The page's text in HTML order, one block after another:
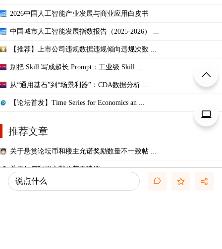
2026中国人工智能产业发展与商业应用白皮书
中国城市人工智能发展指数报告（2025-2026） ...
【推荐】上市公司违规数据违规倾向违规次数 ...
别把 Skill 写成超长 Prompt：工业级 Skill ...
从“通用基石”到“场景利器”：CDA数据分析 ...
【论坛首发】Time Series for Economics an ...
推荐文章
关于悬赏论坛币和楼主允诺奖励数量不一致帖 ...
关于如何利用文献的若干建议
关于学术研究和论文发表的一些建议
说点什么